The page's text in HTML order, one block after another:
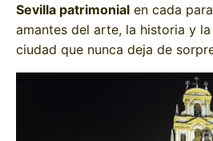
Sevilla patrimonial en cada
amantes del arte, la historia y
ciudad que nunca deja de